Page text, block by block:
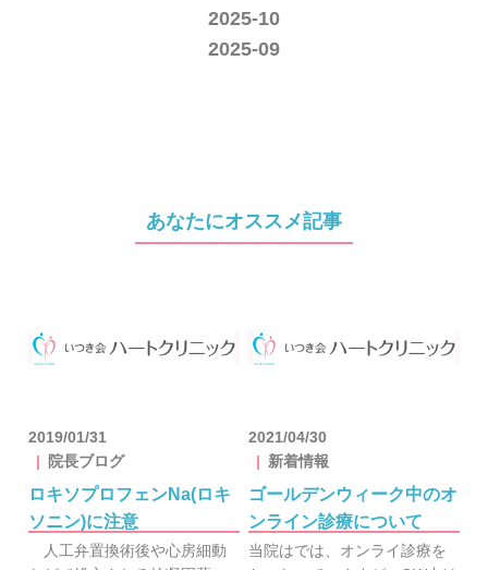
2025-10
2025-09
あなたにオススメ記事
2019/01/31
院長ブログ
ロキソプロフェンNa(ロキ
ソニン)に注意
人工弁置換術後や心房細動
2021/04/30
新着情報
ゴールデンウィーク中のオ
ンライン診療について
当院はでは、オンライ診療を